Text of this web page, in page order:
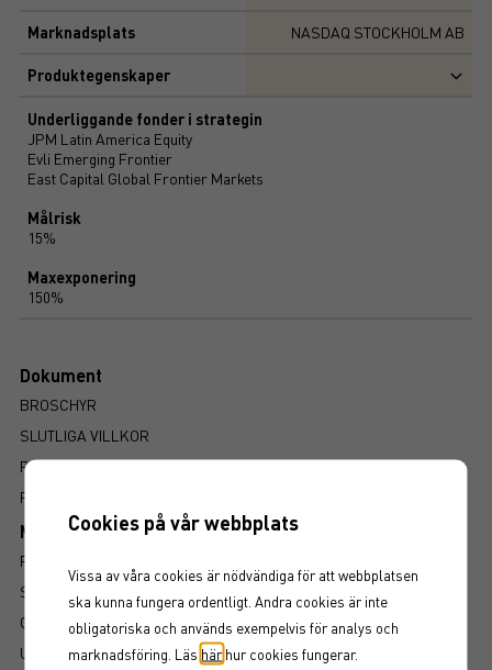
Marknadsplats NASDAQ STOCKHOLM AB
Produktegenskaper
Underliggande fonder i strategin
JPM Latin America Equity
Evli Emerging Frontier
East Capital Global Frontier Markets
Målrisk
15%
Maxexponering
150%
Dokument
BROSCHYR
SLUTLIGA VILLKOR
PROSPEKT
FAKTABLAD
Mer information om produkten
RISK
SÅ LÄSER DU FAKTABLADET
GRUNDPROSPEKT
UTSKRIFT
Cookies på vår webbplats
Vissa av våra cookies är nödvändiga för att webbplatsen
ska kunna fungera ordentligt. Andra cookies är inte
obligatoriska och används exempelvis för analys och
marknadsföring. Läs här hur cookies fungerar.